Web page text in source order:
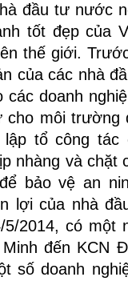
đầu tư nước
tốt đẹp của
thế giới.
của các nhà
doanh
cho môi
tổ công
nhàng và chặt
bảo vệ an
lợi của nhà
2014, có một
đến KCN
số doanh